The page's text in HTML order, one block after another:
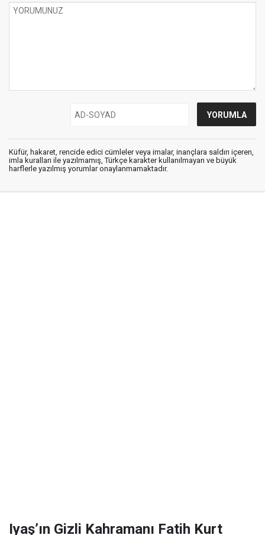
Küfür, hakaret, rencide edici cümleler veya imalar, inançlara saldırı içeren,
imla kuralları ile yazılmamış, Türkçe karakter kullanılmayan ve büyük
harflerle yazılmış yorumlar onaylanmamaktadır.
Iyaş’ın Gizli Kahramanı Fatih Kurt